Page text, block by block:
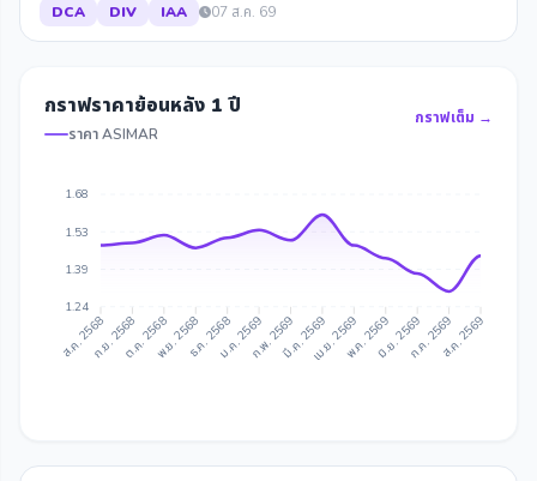
DCA
DIV IAA 07 ส.ค. 69
กราฟราคาย้อนหลัง 1 ปี
ราคา ASIMAR
กราฟเต็ม →
1.68
1.53
1.39
1.24
ส.ค. 2568ก.ย. 2568ต.ค. 2568พ.ย. 2568ธ.ค. 2568ม.ค. 2569ก.พ. 2569มี.ค. 2569เม.ย. 2569พ.ค. 2569มิ.ย. 2569ก.ค. 2569ส.ค. 2569